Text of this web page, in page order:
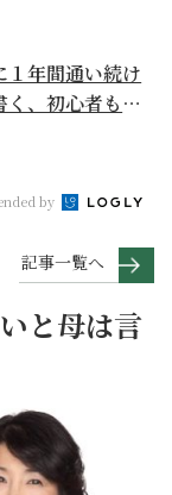
１年間通い続け
く、初心者も引
by
記事一覧へ
と母は言